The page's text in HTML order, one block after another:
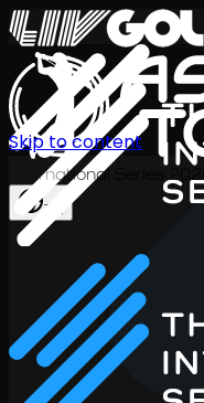
International Series 2026
TH
Skip to content